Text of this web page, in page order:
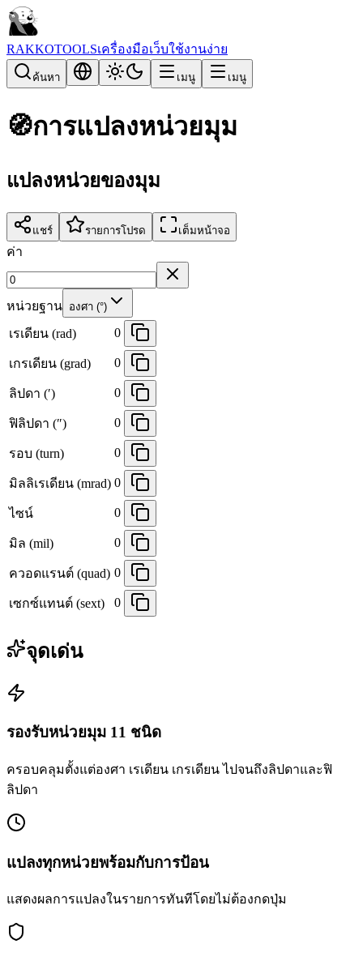
RAKKOTOOLSเครื่องมือเว็บใช้งานง่าย
ค้นหา เมนู เมนู
🧭การแปลงหน่วยมุม
แปลงหน่วยของมุม
แชร์ รายการโปรด เต็มหน้าจอ
ค่า
หน่วยฐาน องศา (°)
เรเดียน (rad) 0
เกรเดียน (grad) 0
ลิปดา (′) 0
ฟิลิปดา (″) 0
รอบ (turn) 0
มิลลิเรเดียน (mrad) 0
ไซน์ 0
มิล (mil) 0
ควอดแรนต์ (quad) 0
เซกซ์แทนต์ (sext) 0
จุดเด่น
รองรับหน่วยมุม 11 ชนิด
ครอบคลุมตั้งแต่องศา เรเดียน เกรเดียน ไปจนถึงลิปดาและฟิ
ลิปดา
แปลงทุกหน่วยพร้อมกับการป้อน
แสดงผลการแปลงในรายการทันทีโดยไม่ต้องกดปุ่ม